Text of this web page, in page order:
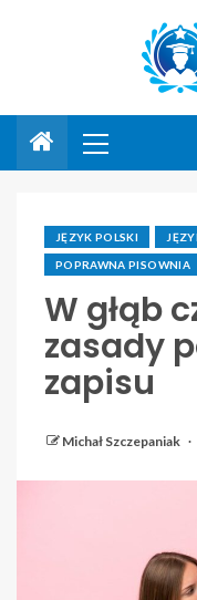
JĘZYK POLSKI
POPRAWNA PISOWNIA
W głąb
zasady
zapisu
Michał Szczepaniak